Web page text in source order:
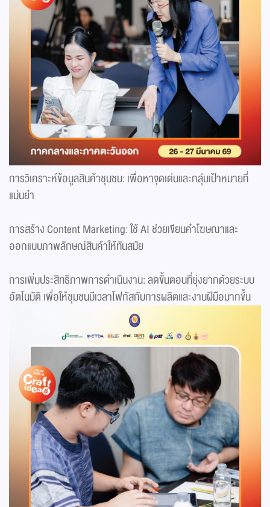
การวิเคราะห์ข้อมูลสินค้าชุมชน: เพื่อหาจุดเด่นและกลุ่มเป้าหมายที่
แม่นยำ
การสร้าง Content Marketing: ใช้ AI ช่วยเขียนคำโฆษณาและ
ออกแบบภาพลักษณ์สินค้าให้ทันสมัย
การเพิ่มประสิทธิภาพการดำเนินงาน: ลดขั้นตอนที่ยุ่งยากด้วยระบบ
อัตโนมัติ เพื่อให้ชุมชนมีเวลาโฟกัสกับการผลิตและงานฝีมือมากขึ้น